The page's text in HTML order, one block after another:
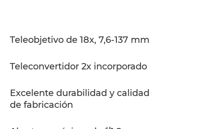
Teleobjetivo de 18x, 7,6-137 mm
Teleconvertidor 2x incorporado
Excelente durabilidad y calidad
de fabricación